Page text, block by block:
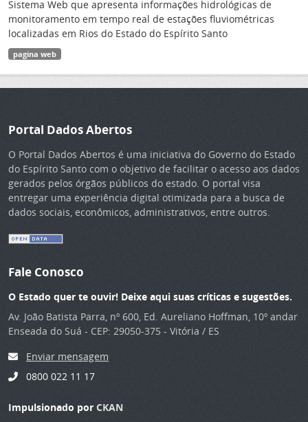
Sistema Web que apresenta informações hidrológicas de
monitoramento em tempo real de estações fluviométricas
localizadas em Rios do Estado do Espírito Santo
pagina web
Portal Dados Abertos
O Portal Dados Abertos é uma iniciativa do Governo do Estado
do Espírito Santo com o objetivo de facilitar o acesso aos dados
gerados pelos órgãos públicos do estado. O portal visa
entregar uma experiência digital otimizada para a busca de
dados sociais, econômicos, administrativos, entre outros.
Fale Conosco
O Estado quer te ouvir! Deixe aqui suas críticas e sugestões.
Av. João Batista Parra, nº 600, Ed. Aureliano Hoffman, 10º andar
Enseada do Suá - CEP: 29050-375 - Vitória / ES
Enviar mensagem
0800 022 11 17
Impulsionado por CKAN